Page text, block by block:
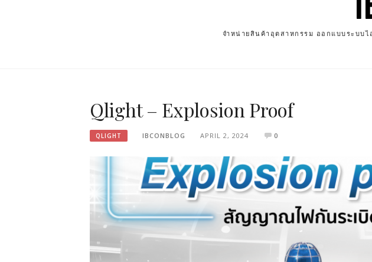
จำหน่ายสินค้าอุตสาหกรรม ออกแบบระบบไ
Qlight – Explosion Proof
QLIGHT IBCONBLOG APRIL 2, 2024 0